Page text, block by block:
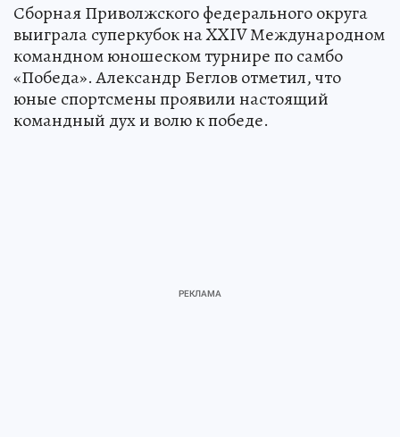
Сборная Приволжского федерального округа
выиграла суперкубок на XXIV Международном
командном юношеском турнире по самбо
«Победа». Александр Беглов отметил, что
юные спортсмены проявили настоящий
командный дух и волю к победе.